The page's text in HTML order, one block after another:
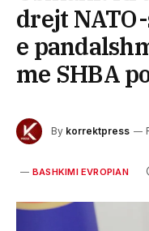
drejt
e
me SHBA
By korrektpress
BASHKIMI EVROPIAN